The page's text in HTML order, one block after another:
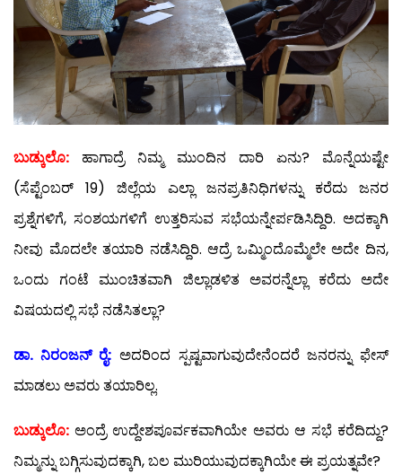
ಬುಡ್ಕುಲೊ: ಹಾಗಾದ್ರೆ ನಿಮ್ಮ ಮುಂದಿನ ದಾರಿ ಏನು? ಮೊನ್ನೆಯಷ್ಟೇ
(ಸೆಪ್ಟೆಂಬರ್ 19) ಜಿಲ್ಲೆಯ ಎಲ್ಲಾ ಜನಪ್ರತಿನಿಧಿಗಳನ್ನು ಕರೆದು ಜನರ
ಪ್ರಶ್ನೆಗಳಿಗೆ, ಸಂಶಯಗಳಿಗೆ ಉತ್ತರಿಸುವ ಸಭೆಯನ್ನೇರ್ಪಡಿಸಿದ್ದಿರಿ. ಅದಕ್ಕಾಗಿ
ನೀವು ಮೊದಲೇ ತಯಾರಿ ನಡೆಸಿದ್ದಿರಿ. ಆದ್ರೆ ಒಮ್ಮಿಂದೊಮ್ಮೆಲೇ ಅದೇ ದಿನ,
ಒಂದು ಗಂಟೆ ಮುಂಚಿತವಾಗಿ ಜಿಲ್ಲಾಡಳಿತ ಅವರನ್ನೆಲ್ಲಾ ಕರೆದು ಅದೇ
ವಿಷಯದಲ್ಲಿ ಸಭೆ ನಡೆಸಿತಲ್ಲಾ?
ಡಾ. ನಿರಂಜನ್ ರೈ: ಅದರಿಂದ ಸ್ಪಷ್ಟವಾಗುವುದೇನೆಂದರೆ ಜನರನ್ನು ಫೇಸ್
ಮಾಡಲು ಅವರು ತಯಾರಿಲ್ಲ.
ಬುಡ್ಕುಲೊ: ಅಂದ್ರೆ ಉದ್ದೇಶಪೂರ್ವಕವಾಗಿಯೇ ಅವರು ಆ ಸಭೆ ಕರೆದಿದ್ದು?
ನಿಮ್ಮನ್ನು ಬಗ್ಗಿಸುವುದಕ್ಕಾಗಿ, ಬಲ ಮುರಿಯುವುದಕ್ಕಾಗಿಯೇ ಈ ಪ್ರಯತ್ನವೇ?